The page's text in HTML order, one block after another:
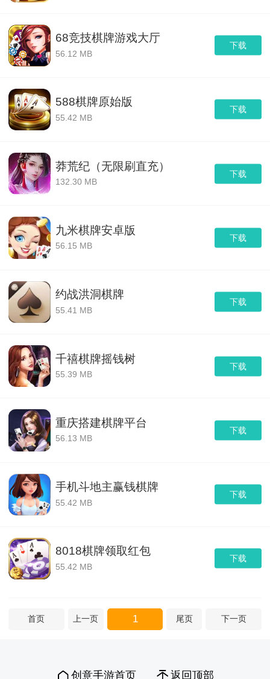
下载
68竞技棋牌游戏大厅
56.12 MB
下载
588棋牌原始版
55.42 MB
下载
莽荒纪（无限刷直充）
132.30 MB
下载
九米棋牌安卓版
56.15 MB
下载
约战洪洞棋牌
55.41 MB
下载
千禧棋牌摇钱树
55.39 MB
下载
重庆搭建棋牌平台
56.13 MB
下载
手机斗地主赢钱棋牌
55.42 MB
下载
8018棋牌领取红包
55.42 MB
首页 上一页 1 尾页 下一页
创意手游首页 返回顶部